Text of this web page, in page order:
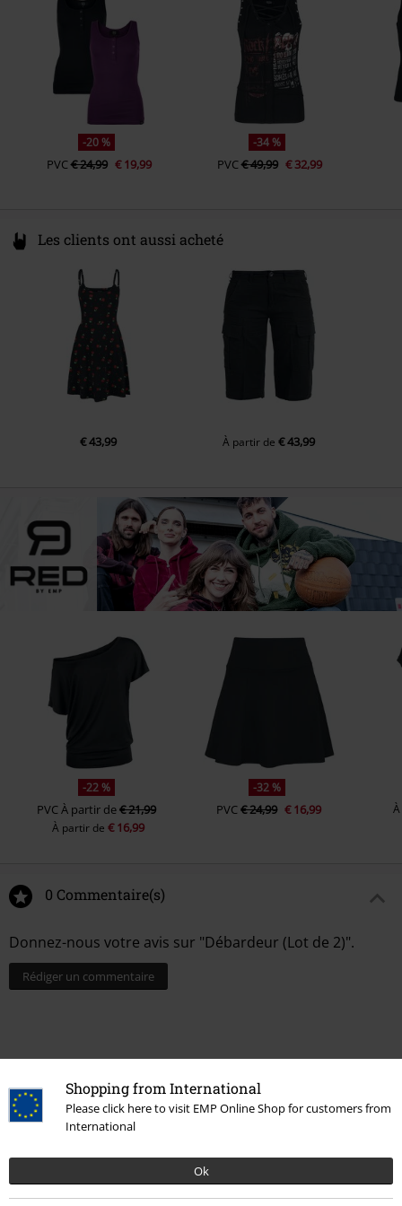
Shopping from International
Please click here to visit EMP Online Shop for customers from
International
Ok
noir/vert
-20 %
PVC€ 24,99 € 19,99
-34 %
PVC€ 49,99 € 32,99
Les clients ont aussi acheté
€ 43,99 À partir de€ 43,99
-22 %
PVCÀ partir de€ 21,99
À partir de€ 16,99
-32 %
PVC€ 24,99 € 16,99
0 Commentaire(s)
Donnez-nous votre avis sur "Débardeur (Lot de 2)".
Rédiger un commentaire